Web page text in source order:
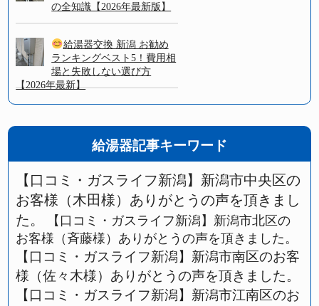
の全知識【2026年最新版】
給湯器交換 新潟 お勧め
ランキングベスト5！費用相
場と失敗しない選び方
【2026年最新】
給湯器記事キーワード
【口コミ・ガスライフ新潟】新潟市中央区の
お客様（木田様）ありがとうの声を頂きまし
た。
【口コミ・ガスライフ新潟】新潟市北区の
お客様（斉藤様）ありがとうの声を頂きました。
【口コミ・ガスライフ新潟】新潟市南区のお客
様（佐々木様）ありがとうの声を頂きました。
【口コミ・ガスライフ新潟】新潟市江南区のお